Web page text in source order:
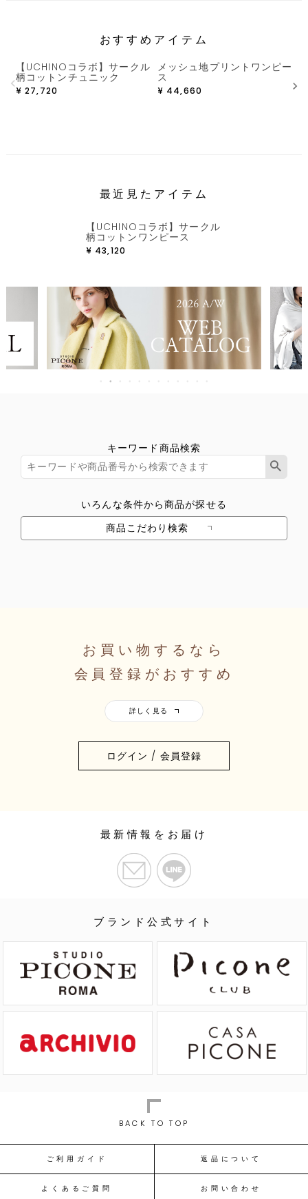
おすすめアイテム
【UCHINOコラボ】サークル
柄コットンチュニック
¥ 27,720
メッシュ地プリントワンピー
ス
¥ 44,660
最近見たアイテム
【UCHINOコラボ】サークル
柄コットンワンピース
¥ 43,120
キーワード商品検索
いろんな条件から商品が探せる
商品こだわり検索
お買い物するなら
会員登録がおすすめ
ログイン / 会員登録
ブランド公式サイト
最新情報をお届け
BACK TO TOP
ご利用ガイド 返品について
よくあるご質問 お問い合わせ